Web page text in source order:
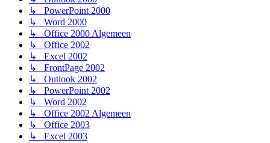
↳ PowerPoint 2000
↳ Word 2000
↳ Office 2000 Algemeen
↳ Office 2002
↳ Excel 2002
↳ FrontPage 2002
↳ Outlook 2002
↳ PowerPoint 2002
↳ Word 2002
↳ Office 2002 Algemeen
↳ Office 2003
↳ Excel 2003